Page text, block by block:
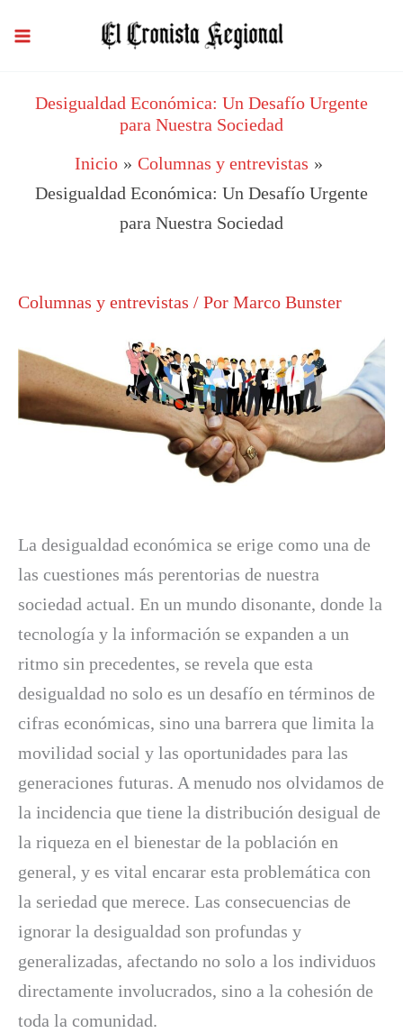
Desigualdad Económica: Un Desafío Urgente
para Nuestra Sociedad
Inicio
Columnas y entrevistas
Desigualdad Económica: Un Desafío Urgente
para Nuestra Sociedad
Columnas y entrevistas / Por Marco Bunster
La desigualdad económica se erige como una de
las cuestiones más perentorias de nuestra
sociedad actual. En un mundo disonante, donde la
tecnología y la información se expanden a un
ritmo sin precedentes, se revela que esta
desigualdad no solo es un desafío en términos de
cifras económicas, sino una barrera que limita la
movilidad social y las oportunidades para las
generaciones futuras. A menudo nos olvidamos de
la incidencia que tiene la distribución desigual de
la riqueza en el bienestar de la población en
general, y es vital encarar esta problemática con
la seriedad que merece. Las consecuencias de
ignorar la desigualdad son profundas y
generalizadas, afectando no solo a los individuos
directamente involucrados, sino a la cohesión de
toda la comunidad.